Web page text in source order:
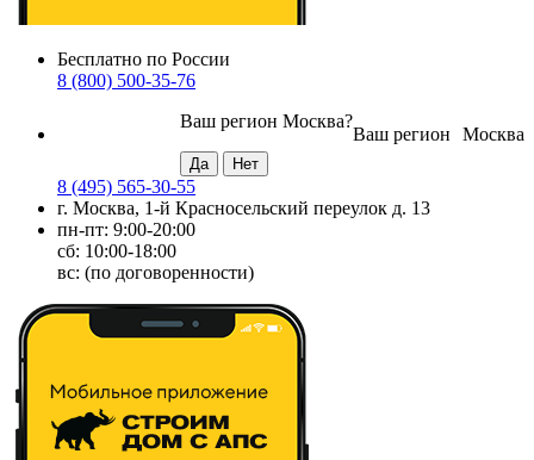
Бесплатно по России
8 (800) 500-35-76
Москва
Ваш регион
Ваш регион Москва?
8 (495) 565-30-55
г. Москва, 1-й Красносельский переулок д. 13
пн-пт: 9:00-20:00
сб: 10:00-18:00
вс: (по договоренности)